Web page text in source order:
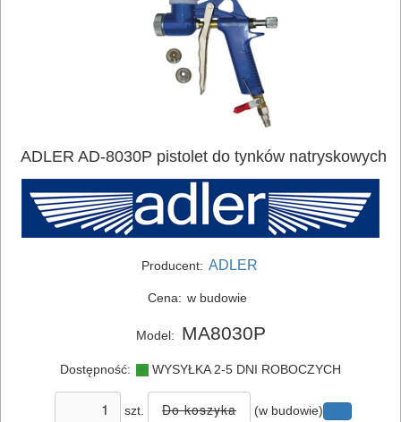
ELEKTRONARZĘDZIA
SIECIOWE
AKUMULATOROWE
AKCESORIA
ADLER AD-8030P pistolet do tynków natryskowych
Producent: ADLER
Cena: w budowie
Model: MA8030P
Dostępność: WYSYŁKA 2-5 DNI ROBOCZYCH
szt. (w budowie)